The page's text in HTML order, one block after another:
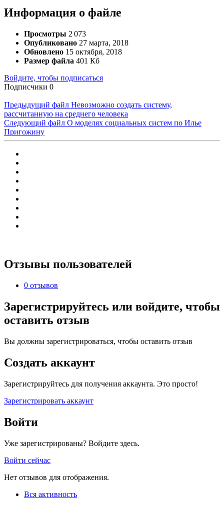
Информация о файле
Просмотры 2 073
Опубликовано 27 марта, 2018
Обновлено 15 октября, 2018
Размер файла 401 Кб
Войдите, чтобы подписаться
Подписчики 0
Предыдущий файл Невозможно создать систему,
рассчитанную на среднего человека
Следующий файл О моделях социальных систем по Илье
Пригожину
Отзывы пользователей
0 отзывов
Зарегистрируйтесь или войдите, чтобы
оставить отзыв
Вы должны зарегистрироваться, чтобы оставить отзыв
Создать аккаунт
Зарегистрируйтесь для получения аккаунта. Это просто!
Зарегистрировать аккаунт
Войти
Уже зарегистрированы? Войдите здесь.
Войти сейчас
Нет отзывов для отображения.
Вся активность